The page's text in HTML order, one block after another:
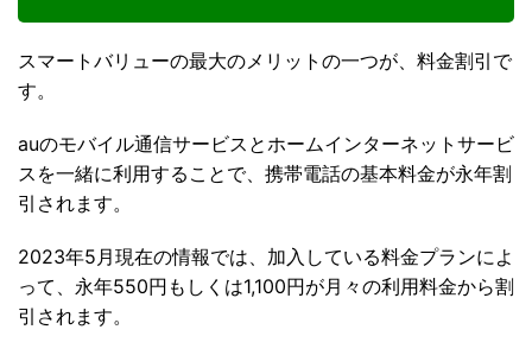
スマートバリューの最大のメリットの一つが、料金割引で
す。
auのモバイル通信サービスとホームインターネットサービ
スを一緒に利用することで、携帯電話の基本料金が永年割
引されます。
2023年5月現在の情報では、加入している料金プランによ
って、永年550円もしくは1,100円が月々の利用料金から割
引されます。